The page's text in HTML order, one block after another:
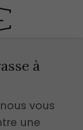
à
vous
une